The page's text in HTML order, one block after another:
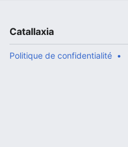
Catallaxia
Politique de confidentialité